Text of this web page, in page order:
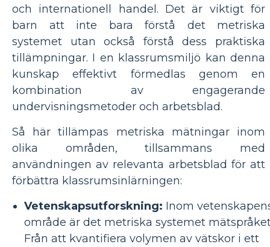
och internationell handel. Det är viktigt för
barn att inte bara förstå det metriska
systemet utan också förstå dess praktiska
tillämpningar. I en klassrumsmiljö kan denna
kunskap effektivt förmedlas genom en
kombination av engagerande
undervisningsmetoder och arbetsblad.
Så här tillämpas metriska mätningar inom
olika områden, tillsammans med
användningen av relevanta arbetsblad för att
förbättra klassrumsinlärningen:
Vetenskapsutforskning: Inom
område är det metriska systemet
Från att kvantifiera volymen av vätskor i ett